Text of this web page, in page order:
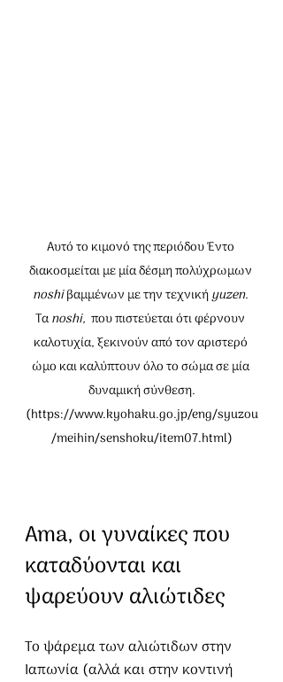
Αυτό το κιμονό της περιόδου Έντο
διακοσμείται με μία δέσμη πολύχρωμων
noshi βαμμέvων με την τεχνική yuzen.
Τα noshi, που πιστεύεται ότι φέρνουν
καλοτυχία, ξεκινούν από τον αριστερό
ώμο και καλύπτουν όλο το σώμα σε μία
δυναμική σύνθεση.
(https://www.kyohaku.go.jp/eng/syuzou
/meihin/senshoku/item07.html)
Ama, οι γυναίκες που
καταδύονται και
ψαρεύουν αλιώτιδες
Το ψάρεμα των αλιώτιδων στην
Ιαπωνία (αλλά και στην κοντινή